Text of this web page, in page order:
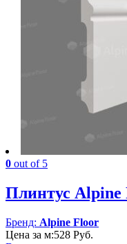
0 out of 5
Плинтус Alpine
Бренд: Alpine Floor
Цена за м:528 Руб.